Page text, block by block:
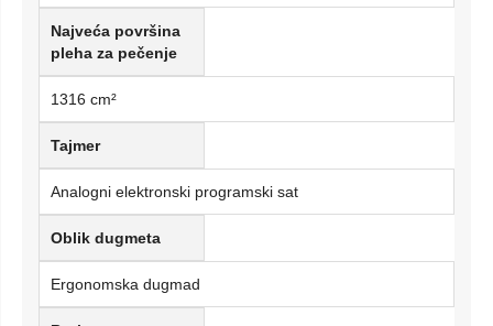
Najveća površina
pleha za pečenje
1316 cm²
Tajmer
Analogni elektronski programski sat
Oblik dugmeta
Ergonomska dugmad